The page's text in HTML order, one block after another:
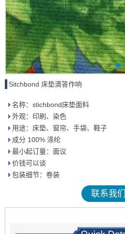
Sitchbond 床垫滴答作响
名称：stichbond床垫面料
外观：印刷、染色
用途：床垫、窗帘、手袋、鞋子
成分 100% 涤纶
最小起订量：面议
价钱可以谈
包装细节：卷装
联系我们